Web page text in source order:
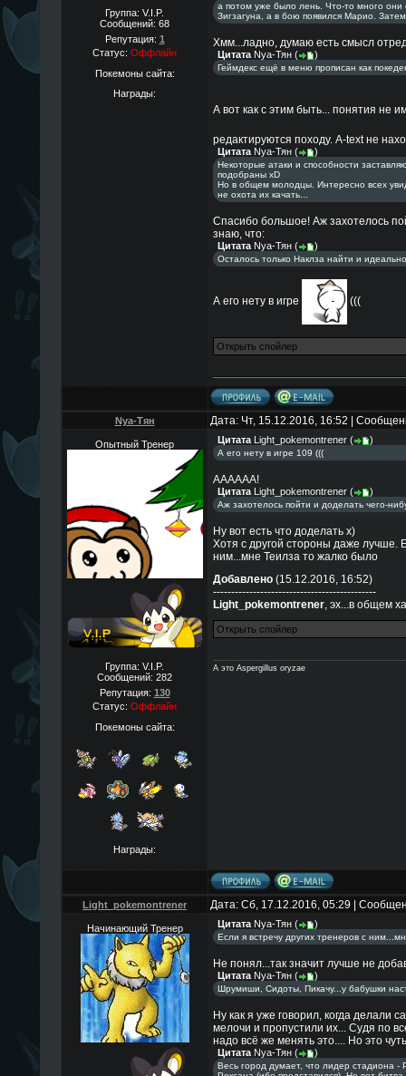
Группа: V.I.P.
Сообщений: 68
Репутация: 1
Статус: Оффлайн
Покемоны сайта:
Награды:
а потом уже было лень. Что-то много
Зигзагуна, а в бою появился Марио.
Хмм...ладно, думаю есть смысл
Цитата Nya-Тян( )
Геймдекс ещё в меню прописан как
А вот как с этим быть... понятия не
редактируются походу. A-text не
Цитата Nya-Тян( )
Некоторые атаки и способности
подобраны xD
Но в общем молодцы. Интересно всех
не охота их качать...
Спасибо большое! Аж захотелось
знаю, что:
Цитата Nya-Тян( )
Осталось только Наклза найти и
А его нету в игре (((
Nya-Тян Дата: Чт, 15.12.2016, 16:52 |
Опытный Тренер
Группа: V.I.P.
Сообщений: 282
Репутация: 130
Статус: Оффлайн
Покемоны сайта:
Награды:
Цитата Light_pokemontrener( )
А его нету в игре 109 (((
АААААА!
Цитата Light_pokemontrener( )
Аж захотелось пойти и доделать чего-
Ну вот есть что доделать х)
Хотя с другой стороны даже лучше.
ним...мне Теилза то жалко было
Добавлено(15.12.2016, 16:52)
---------------------------------------------
Light_pokemontrener, эх...в общем
А это Aspergillus oryzae
Light_pokemontrener Дата: Сб, 17.12.2016, 05:29 |
Начинающий Тренер Цитата Nya-Тян( )
Если я встречу других тренеров с
Не понял...так значит лучше не
Цитата Nya-Тян( )
Шрумиши, Сидоты, Пикачу...у бабушки
Ну как я уже говорил, когда делали
мелочи и пропустили их... Судя по
надо всё же менять это.... Но это
Цитата Nya-Тян( )
Весь город думает, что лидер стадиона